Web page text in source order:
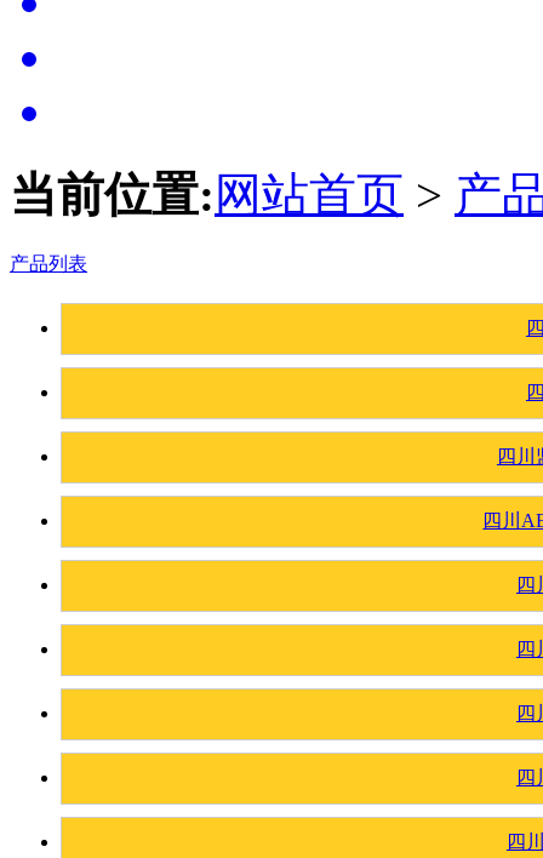
当前位置: 网站首页 > 产
产品列表
四川
四川
四
四
四
四
四